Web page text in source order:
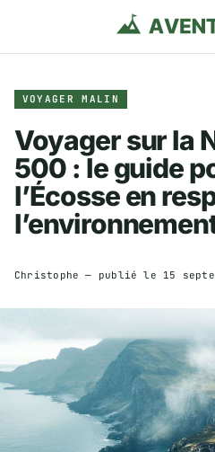
VOYAGER MALIN
Voyager sur la
500 : le guide
l’Écosse en
Christophe — publié le 15